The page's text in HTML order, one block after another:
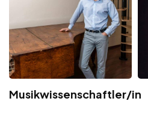
Musikwissenschaftler/in